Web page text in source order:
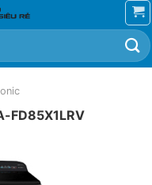
FD85X1LRV